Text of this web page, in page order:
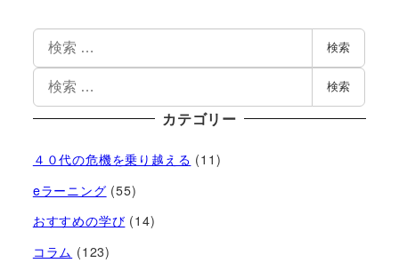
検索
検索
カテゴリー
４０代の危機を乗り越える (11)
eラーニング (55)
おすすめの学び (14)
コラム (123)